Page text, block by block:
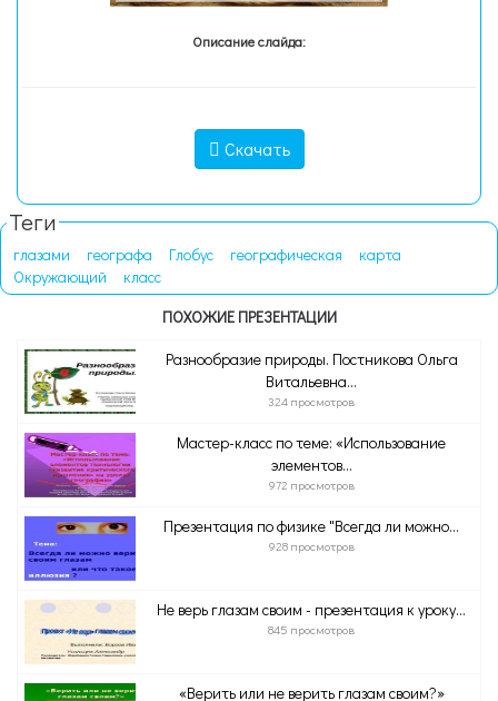
Описание слайда:
Скачать
Теги
глазами географа Глобус географическая
карта
Окружающий
класс
ПОХОЖИЕ ПРЕЗЕНТАЦИИ
Разнообразие природы. Постникова Ольга
Витальевна...
324 просмотров
Мастер-класс по теме: «Использование
элементов...
972 просмотров
Презентация по физике "Всегда ли можно...
928 просмотров
Не верь глазам своим - презентация к уроку...
845 просмотров
«Верить или не верить глазам своим?»